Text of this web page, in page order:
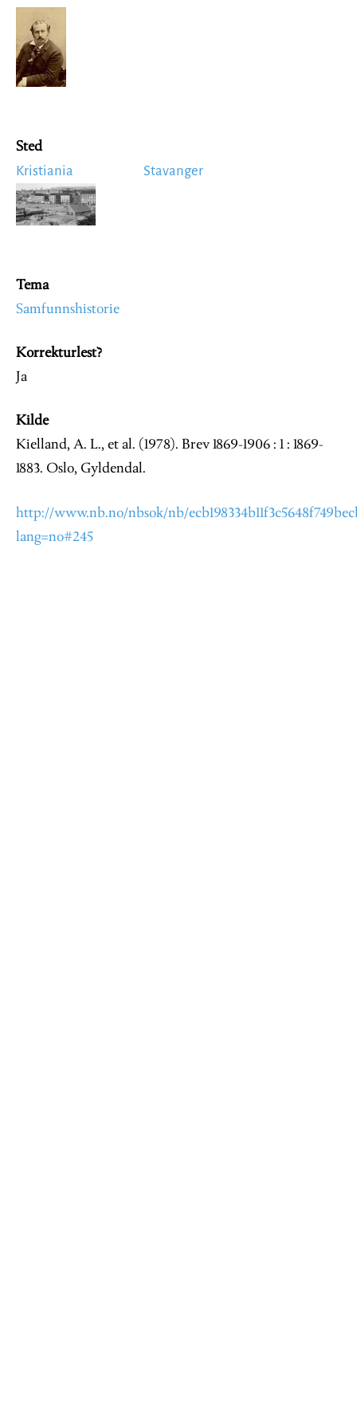
Image
Sted
Kristiania
Image
Stavanger
Tema
Samfunnshistorie
Korrekturlest?
Ja
Kilde
Kielland, A. L., et al. (1978). Brev 1869-1906 : 1 : 1869-
1883. Oslo, Gyldendal.
http://www.nb.no/nbsok/nb/
lang=no#245